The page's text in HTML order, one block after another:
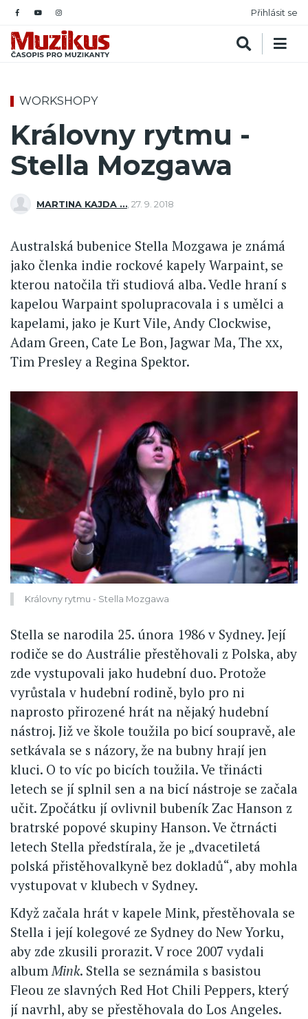
Přihlásit se
WORKSHOPY
Královny rytmu -
Stella Mozgawa
MARTINA KAJDA … 27. 9. 2018
Australská bubenice Stella Mozgawa je známá
jako členka indie rockové kapely Warpaint, se
kterou natočila tři studiová alba. Vedle hraní s
kapelou Warpaint spolupracovala i s umělci a
kapelami, jako je Kurt Vile, Andy Clockwise,
Adam Green, Cate Le Bon, Jagwar Ma, The xx,
Tim Presley a Regina Spektor.
Královny rytmu - Stella Mozgawa
Stella se narodila 25. února 1986 v Sydney. Její
rodiče se do Austrálie přestěhovali z Polska, aby
zde vystupovali jako hudební duo. Protože
vyrůstala v hudební rodině, bylo pro ni
naprosto přirozené hrát na nějaký hudební
nástroj. Již ve škole toužila po bicí soupravě, ale
setkávala se s názory, že na bubny hrají jen
kluci. O to víc po bicích toužila. Ve třinácti
letech se jí splnil sen a na bicí nástroje se začala
učit. Zpočátku jí ovlivnil bubeník Zac Hanson z
bratrské popové skupiny Hanson. Ve čtrnácti
letech Stella předstírala, že je „dvacetiletá
polská přistěhovalkyně bez dokladů“, aby mohla
vystupovat v klubech v Sydney.
Když začala hrát v kapele Mink, přestěhovala se
Stella i její kolegové ze Sydney do New Yorku,
aby zde zkusili prorazit. V roce 2007 vydali
albumMink. Stella se seznámila s basistou
Fleou ze slavných Red Hot Chili Peppers, který
jí navrhl, aby se přestěhovala do Los Angeles.